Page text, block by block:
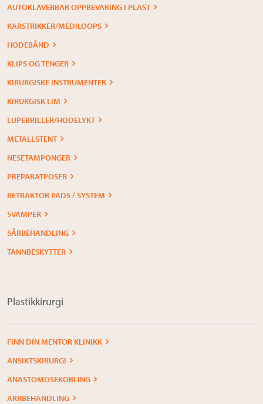
AUTOKLAVERBAR OPPBEVARING I PLAST
KARSTRIKKER/MEDILOOPS
HODEBÅND
KLIPS OG TENGER
KIRURGISKE INSTRUMENTER
KIRURGISK LIM
LUPEBRILLER/HODELYKT
METALLSTENT
NESETAMPONGER
PREPARATPOSER
RETRAKTOR PADS / SYSTEM
SVAMPER
SÅRBEHANDLING
TANNBESKYTTER
Plastikkirurgi
FINN DIN MENTOR KLINIKK
ANSIKTSKIRURGI
ANASTOMOSEKOBLING
ARRBEHANDLING